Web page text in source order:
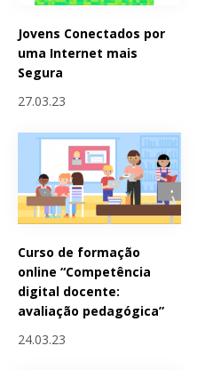
Jovens Conectados por
uma Internet mais
Segura
27.03.23
Curso de formação
online “Competência
digital docente:
avaliação pedagógica”
24.03.23